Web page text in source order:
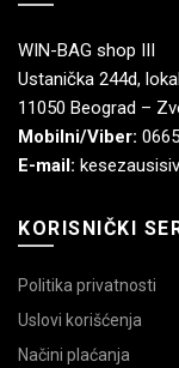
WIN-BAG shop III
Ustanička 244d,
11050 Beograd –
Mobilni/Viber:
E-mail:
KORISNIČKI
Politika privatnosti
Uslovi korišćenja
Načini plaćanja